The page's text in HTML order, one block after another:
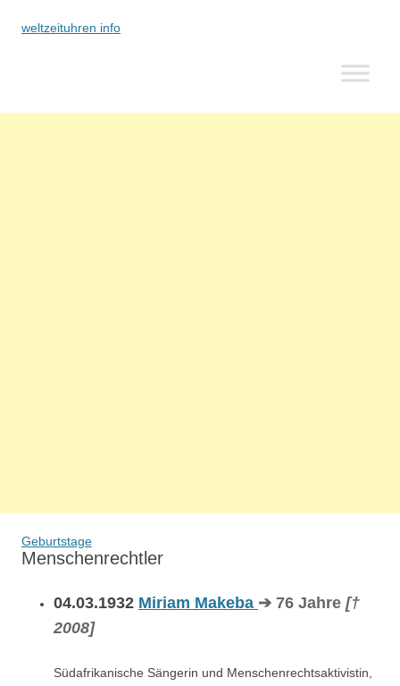
weltzeituhren info
Geburtstage
Menschenrechtler
04.03.1932 Miriam Makeba ➔ 76 Jahre [†
2008]
Südafrikanische Sängerin und Menschenrechtsaktivistin,